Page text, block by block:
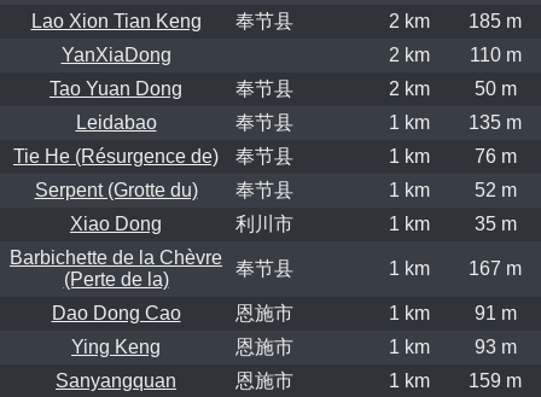
Lao Xion Tian Keng 奉节县 2 km
185 m
YanXiaDong
2 km
110 m
Tao Yuan Dong
奉节县 2 km
50 m
Leidabao
奉节县 1 km
135 m
Tie He (Résurgence de)
奉节县 1 km
76 m
Serpent (Grotte du)
奉节县 1 km
52 m
Xiao Dong
利川市 1 km
35 m
Barbichette de la Chèvre
(Perte de la)
奉节县 1 km 167 m
Dao Dong Cao 恩施市 1 km
91 m
Ying Keng
恩施市 1 km
93 m
Sanyangquan
恩施市 1 km
159 m